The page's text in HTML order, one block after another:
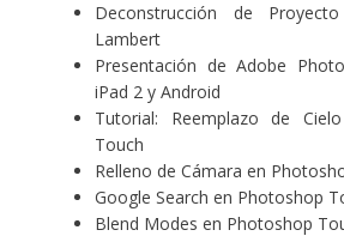
Deconstrucción de
Lambert
Presentación de Adobe
iPad 2 y Android
Tutorial: Reemplazo de
Touch
Relleno de Cámara en
Google Search en Photoshop
Blend Modes en Photoshop